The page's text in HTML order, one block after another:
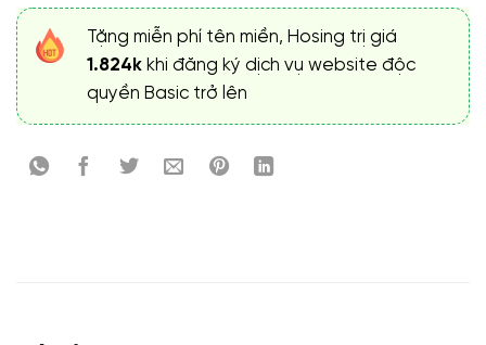
Tặng miễn phí tên miền, Hosing trị giá
1.824k khi đăng ký dịch vụ website độc
quyền Basic trở lên